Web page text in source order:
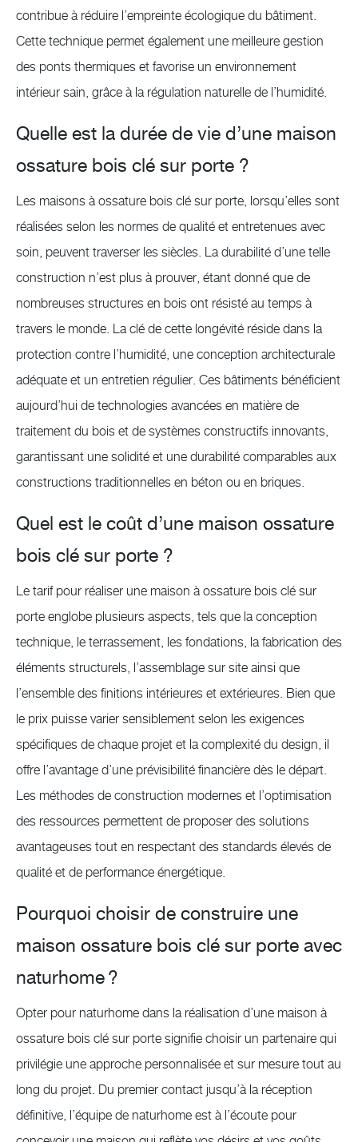
contribue à réduire l’empreinte écologique du bâtiment.
Cette technique permet également une meilleure gestion
des ponts thermiques et favorise un environnement
intérieur sain, grâce à la régulation naturelle de l’humidité.
Quelle est la durée de vie d’une maison
ossature bois clé sur porte ?
Les maisons à ossature bois clé sur porte, lorsqu’elles sont
réalisées selon les normes de qualité et entretenues avec
soin, peuvent traverser les siècles. La durabilité d’une telle
construction n’est plus à prouver, étant donné que de
nombreuses structures en bois ont résisté au temps à
travers le monde. La clé de cette longévité réside dans la
protection contre l’humidité, une conception architecturale
adéquate et un entretien régulier. Ces bâtiments bénéficient
aujourd’hui de technologies avancées en matière de
traitement du bois et de systèmes constructifs innovants,
garantissant une solidité et une durabilité comparables aux
constructions traditionnelles en béton ou en briques.
Quel est le coût d’une maison ossature
bois clé sur porte ?
Le tarif pour réaliser une maison à ossature bois clé sur
porte englobe plusieurs aspects, tels que la conception
technique, le terrassement, les fondations, la fabrication des
éléments structurels, l’assemblage sur site ainsi que
l’ensemble des finitions intérieures et extérieures. Bien que
le prix puisse varier sensiblement selon les exigences
spécifiques de chaque projet et la complexité du design, il
offre l’avantage d’une prévisibilité financière dès le départ.
Les méthodes de construction modernes et l’optimisation
des ressources permettent de proposer des solutions
avantageuses tout en respectant des standards élevés de
qualité et de performance énergétique.
Pourquoi choisir de construire une
maison ossature bois clé sur porte avec
naturhome ?
Opter pour naturhome dans la réalisation d’une maison à
ossature bois clé sur porte signifie choisir un partenaire qui
privilégie une approche personnalisée et sur mesure tout au
long du projet. Du premier contact jusqu’à la réception
définitive, l’équipe de naturhome est à l’écoute pour